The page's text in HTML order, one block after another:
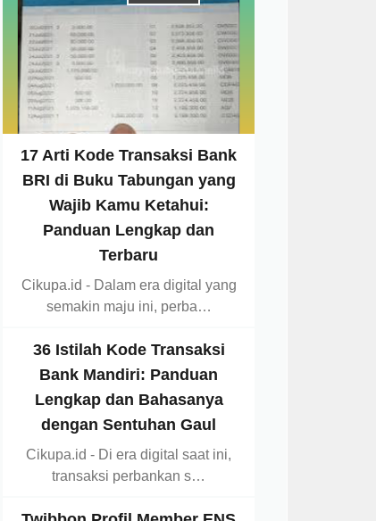
17 Arti Kode Transaksi Bank
BRI di Buku Tabungan yang
Wajib Kamu Ketahui:
Panduan Lengkap dan
Terbaru
Cikupa.id - Dalam era digital yang
semakin maju ini, perba…
36 Istilah Kode Transaksi
Bank Mandiri: Panduan
Lengkap dan Bahasanya
dengan Sentuhan Gaul
Cikupa.id - Di era digital saat ini,
transaksi perbankan s…